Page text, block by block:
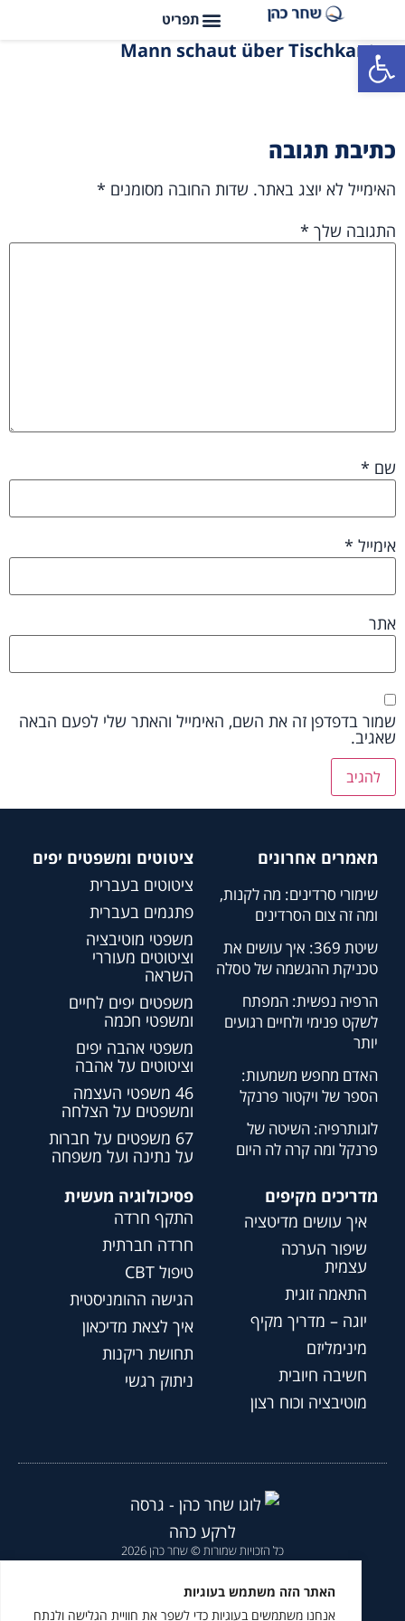
פתח סרגל נגישות
האתר הזה משתמש בעוגיות
אנחנו משתמשים בעוגיות כדי לשפר את חוויית הגלישה ולנתח
Mann schaut über Tischkante
כתיבת תגובה
האימייל לא יוצג באתר. שדות החובה מסומנים *
התגובה שלך *
שם *
אימייל *
אתר
שמור בדפדפן זה את השם, האימייל והאתר שלי לפעם הבאה
שאגיב.
מאמרים אחרונים
שימורי סרדינים: מה לקנות,
ומה זה צום הסרדינים
שיטת 369: איך עושים את
טכניקת ההגשמה של טסלה
הרפיה נפשית: המפתח
לשקט פנימי ולחיים רגועים
יותר
האדם מחפש משמעות:
הספר של ויקטור פרנקל
לוגותרפיה: השיטה של
פרנקל ומה קרה לה היום
ציטוטים ומשפטים יפים
ציטוטים בעברית
פתגמים בעברית
משפטי מוטיבציה
וציטוטים מעוררי
השראה
משפטים יפים לחיים
ומשפטי חכמה
משפטי אהבה יפים
וציטוטים על אהבה
46 משפטי העצמה
ומשפטים על הצלחה
67 משפטים על חברות
על נתינה ועל משפחה
מדריכים מקיפים
איך עושים מדיטציה
שיפור הערכה
עצמית
התאמה זוגית
יוגה – מדריך מקיף
מינימליזם
חשיבה חיובית
מוטיבציה וכוח רצון
פסיכולוגיה מעשית
התקף חרדה
חרדה חברתית
טיפול CBT
הגישה ההומניסטית
איך לצאת מדיכאון
תחושת ריקנות
ניתוק רגשי
כל הזכויות שמורות © שחר כהן 2026
הצהרת נגישות|מדיניות פרטיות